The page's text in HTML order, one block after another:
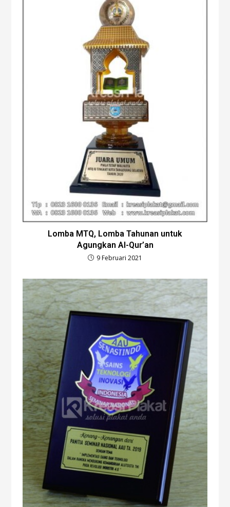
Lomba MTQ, Lomba Tahunan untuk
Agungkan Al-Qur’an
9 Februari 2021